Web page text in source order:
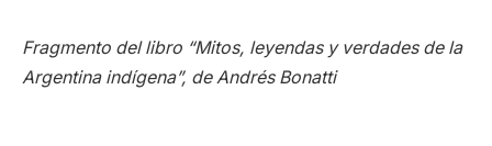
Fragmento del libro “Mitos, leyendas y verdades de la
Argentina indígena”, de Andrés Bonatti